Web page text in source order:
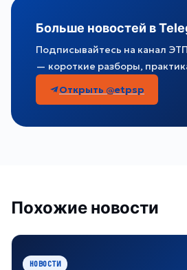
Больше новостей в
Подписывайтесь на канал
— короткие разборы,
Открыть @etpsp
Похожие новости
НОВОСТИ